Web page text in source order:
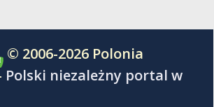
© 2006-2026 Polonia
Polski niezależny portal w